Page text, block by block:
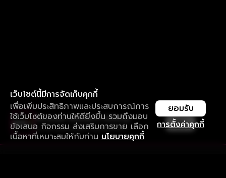
เว็บไซต์นี้มีการจัดเก็บคุกกี้
เพื่อเพิ่มประสิทธิภาพและประสบการณ์การ
ใช้เว็บไซต์ของท่านให้ดียิ่งขึ้น รวมถึงมอบ
ข้อเสนอ กิจกรรม ส่งเสริมการขาย เลือก
เนื้อหาที่เหมาะสมให้กับท่าน นโยบายคุกกี้
การตั้งค่าคุกกี้
ยอมรับ
ใช้งานแอป ลื่นไหลกว่า ไม่มีสะดุด
ดาวน์โหลดแอปเพื่อการรับชมที่ดีกว่า เปิด